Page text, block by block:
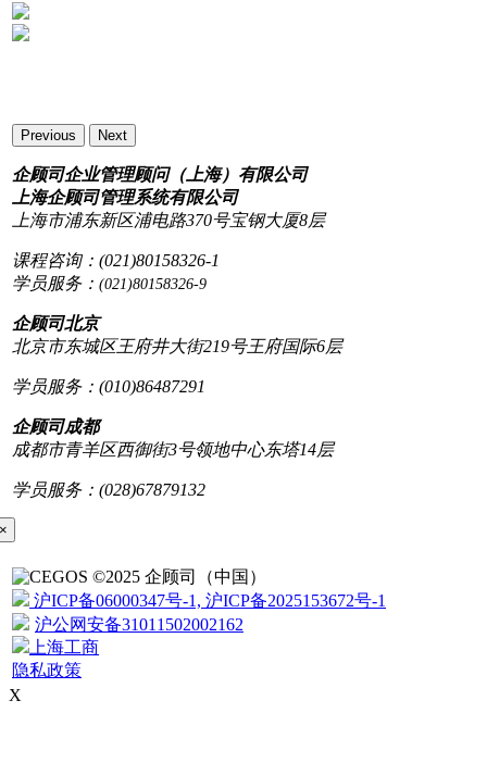
Previous Next
企顾司企业管理顾问（上海）有限公司
上海企顾司管理系统有限公司
上海市浦东新区浦电路370号宝钢大厦8层
课程咨询：(021)80158326-1
学员服务： (021)80158326-9
企顾司北京
北京市东城区王府井大街219号王府国际6层
学员服务：(010)86487291
企顾司成都
成都市青羊区西御街3号领地中心东塔14层
学员服务：(028)67879132
©2025 企顾司（中国）
沪ICP备06000347号-1, 沪ICP备2025153672号-1
沪公网安备31011502002162
上海工商
隐私政策
X